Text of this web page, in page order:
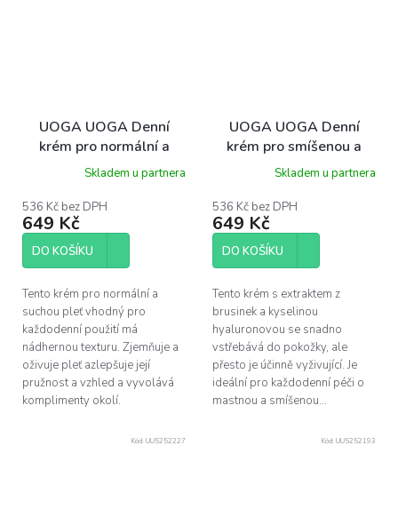
UOGA UOGA Denní
krém pro normální a
suchou pleť s brusinkami
hyaluronovou 40 ml
Skladem u partnera
536 Kč bez DPH
649 Kč
DO KOŠÍKU
Tento krém pro normální a
suchou pleť vhodný pro
každodenní použití má
nádhernou texturu. Zjemňuje a
oživuje pleť azlepšuje její
pružnost a vzhled a vyvolává
komplimenty okolí.
UOGA UOGA Denní
krém pro smíšenou a
mastnou pleť s
brusinkami a kyselinou
hyaluronovou 40 ml
Skladem u partnera
536 Kč bez DPH
649 Kč
DO KOŠÍKU
Tento krém s extraktem z
brusinek a kyselinou
hyaluronovou se snadno
vstřebává do pokožky, ale
přesto je účinně vyživující. Je
ideální pro každodenní péči o
mastnou a smíšenou...
Kód: UU5252227 Kód: UU5252193